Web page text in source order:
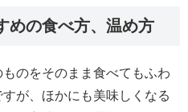
めの食べ方、温め方
のをそのまま食べてもふわ
が、ほかにも美味しくなる